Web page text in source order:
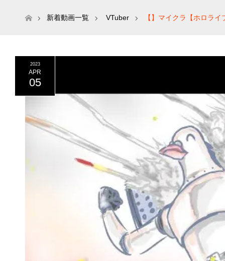
ホーム新着動画一覧 VTuber 【】マイクラ【ホロラ
2023
APR
05